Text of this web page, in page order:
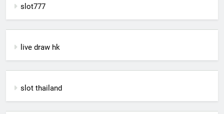
slot777
live draw hk
slot thailand